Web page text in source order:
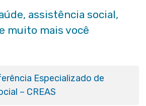
assistência social,
muito mais você
Especializado de
– CREAS